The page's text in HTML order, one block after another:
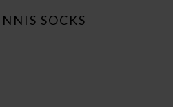
SOCKS